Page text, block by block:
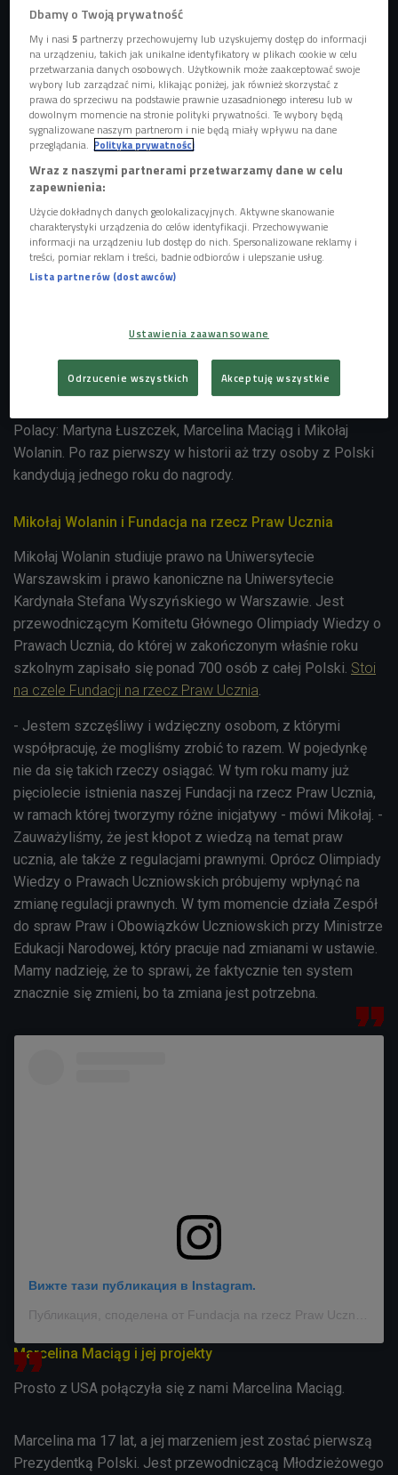
wpływ na edukację, życie swoich rówieśników oraz
społeczeństwo.
Po raz pierwszy w historii aż trzy osoby z Polski
kandydują jednego roku do tej nagrody.
Wśród 50 pretendentów do nagrody znaleźli się
Martyna Łuszczek, Marcelina Maciąg i Mikołaj
Wolanin.
Marcelina Maciąg i Mikołaj Wolanin w Czwórce
Global Student Prize - co to za nagroda?
zostanie nazwisko najlepszego studenta świata, na
przełomie sierpnia i września poznamy finałową dziesiątkę.
A już teraz, spośród ponad 11 tys. aplikacji, wybrano 50
Polacy: Martyna Łuszczek, Marcelina Maciąg i Mikołaj
Wolanin. Po raz pierwszy w historii aż trzy osoby z Polski
kandydują jednego roku do nagrody.
Mikołaj Wolanin i Fundacja na rzecz Praw Ucznia
Mikołaj Wolanin studiuje prawo na Uniwersytecie
Warszawskim i prawo kanoniczne na Uniwersytecie
Kardynała Stefana Wyszyńskiego w Warszawie. Jest
przewodniczącym Komitetu Głównego Olimpiady Wiedzy o
Prawach Ucznia, do której w zakończonym właśnie roku
szkolnym zapisało się ponad 700 osób z całej Polski. Stoi
na czele Fundacji na rzecz Praw Ucznia.
- Jestem szczęśliwy i wdzięczny osobom, z którymi
współpracuję, że mogliśmy zrobić to razem. W pojedynkę
nie da się takich rzeczy osiągać. W tym roku mamy już
pięciolecie istnienia naszej Fundacji na rzecz Praw Ucznia,
w ramach której tworzymy różne inicjatywy - mówi Mikołaj. -
Zauważyliśmy, że jest kłopot z wiedzą na temat praw
ucznia, ale także z regulacjami prawnymi. Oprócz Olimpiady
Wiedzy o Prawach Uczniowskich próbujemy wpłynąć na
zmianę regulacji prawnych. W tym momencie działa Zespół
do spraw Praw i Obowiązków Uczniowskich przy Ministrze
Edukacji Narodowej, który pracuje nad zmianami w ustawie.
Mamy nadzieję, że to sprawi, że faktycznie ten system
znacznie się zmieni, bo ta zmiana jest potrzebna.
Вижте тази публикация в Instagram.
Marcelina Maciąg i jej projekty
Prosto z USA połączyła się z nami Marcelina Maciąg.
Marcelina ma 17 lat, a jej marzeniem jest zostać pierwszą
Prezydentką Polski. Jest przewodniczącą Młodzieżowego
Dbamy o Twoją prywatność
My i nasi5 partnerzy przechowujemy lub uzyskujemy dostęp do informacji
na urządzeniu, takich jak unikalne identyfikatory w plikach cookie w celu
przetwarzania danych osobowych. Użytkownik może zaakceptować swoje
wybory lub zarządzać nimi, klikając poniżej, jak również skorzystać z
prawa do sprzeciwu na podstawie prawnie uzasadnionego interesu lub w
dowolnym momencie na stronie polityki prywatności. Te wybory będą
sygnalizowane naszym partnerom i nie będą miały wpływu na dane
przeglądania. Polityka prywatności
Wraz z naszymi partnerami przetwarzamy dane w celu
zapewnienia:
Użycie dokładnych danych geolokalizacyjnych. Aktywne skanowanie
charakterystyki urządzenia do celów identyfikacji. Przechowywanie
informacji na urządzeniu lub dostęp do nich. Spersonalizowane reklamy i
treści, pomiar reklam i treści, badnie odbiorców i ulepszanie usług.
Lista partnerów (dostawców)
Ustawienia zaawansowane
Odrzucenie wszystkich Akceptuję wszystkie